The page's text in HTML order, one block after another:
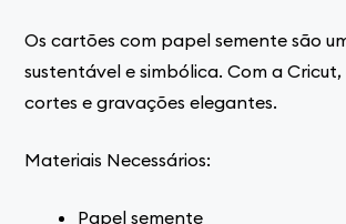
Os cartões com papel semente são
sustentável e simbólica. Com a
cortes e gravações elegantes.
Materiais Necessários:
Papel semente